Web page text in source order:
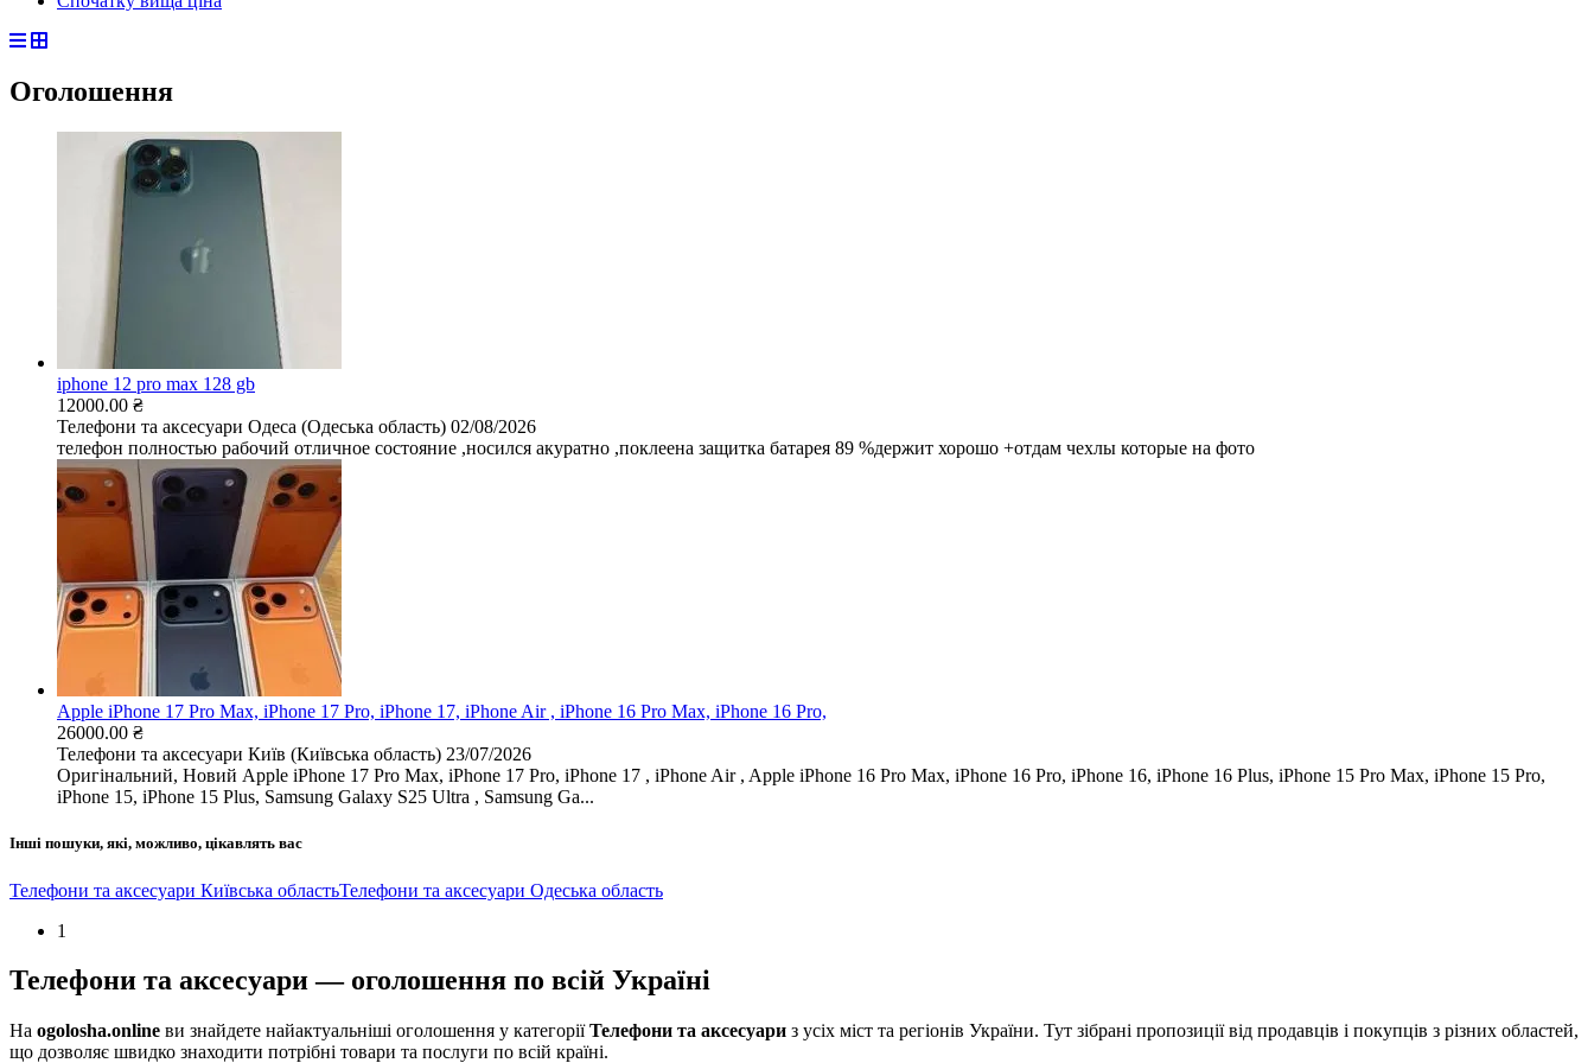
Оголошення
iphone 12 pro max 128 gb
12000.00 ₴
Телефони та аксесуари Одеса (Одеська область) 02/08/2026
телефон полностью рабочий отличное состояние ,носился акуратно ,поклеена защитка батарея 89 %держит хорошо +отдам чехлы которые на фото
Apple iPhone 17 Pro Max, iPhone 17 Pro, iPhone 17, iPhone Air , iPhone 16 Pro Max, iPhone 16 Pro,
26000.00 ₴
Телефони та аксесуари Київ (Київська область) 23/07/2026
Оригінальний, Новий Apple iPhone 17 Pro Max, iPhone 17 Pro, iPhone 17 , iPhone Air , Apple iPhone 16 Pro Max, iPhone 16 Pro, iPhone 16, iPhone 16 Plus, iPhone 15 Pro Max, iPhone 15 Pro,
iPhone 15, iPhone 15 Plus, Samsung Galaxy S25 Ultra , Samsung Ga...
Інші пошуки, які, можливо, цікавлять вас
Телефони та аксесуари Київська областьТелефони та аксесуари Одеська область
1
Телефони та аксесуари — оголошення по всій Україні
На ogolosha.online ви знайдете найактуальніші оголошення у категоріїТелефони та аксесуари з усіх міст та регіонів України. Тут зібрані пропозиції від продавців і покупців з різних областей,
що дозволяє швидко знаходити потрібні товари та послуги по всій країні.